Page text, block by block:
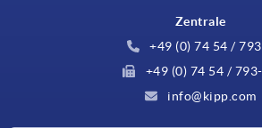
Zentrale
+49 (0) 74 54 /
+49 (0) 74 54 /
info@kipp.com